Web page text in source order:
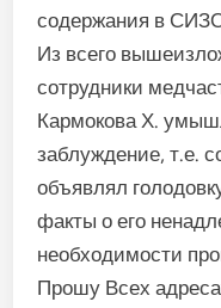
содержания в
Из всего
сотрудники
Кармокова Х.
заблуждение, т.е.
объявлял
факты о его
необходимости
Прошу Всех